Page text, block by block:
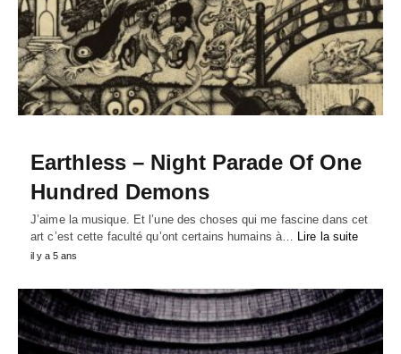
Earthless – Night Parade Of One
Hundred Demons
J’aime la musique. Et l’une des choses qui me fascine dans cet
art c’est cette faculté qu’ont certains humains à…
Lire la suite
il y a 5 ans